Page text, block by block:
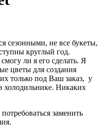
сезонными, не все букеты,
круглый год.
ли я его сделать. Я
цветы для создания
только под Ваш заказ, у
холодильнике. Никаких
заменить